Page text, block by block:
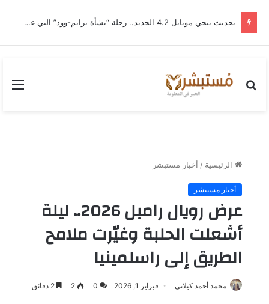
تحديث ببجي موبايل 4.2 الجديد.. رحلة “نشأة برايم-وود” التي غيّرت وجه إرانجل إلى الأبد
بحث
الرئيسية / أخبار مستبشر
أخبار مستبشر
عرض رويال رامبل 2026.. ليلة
أشعلت الحلبة وغيّرت ملامح
الطريق إلى راسلمينيا
محمد أحمد كيلاني فبراير 1, 2026 0
2